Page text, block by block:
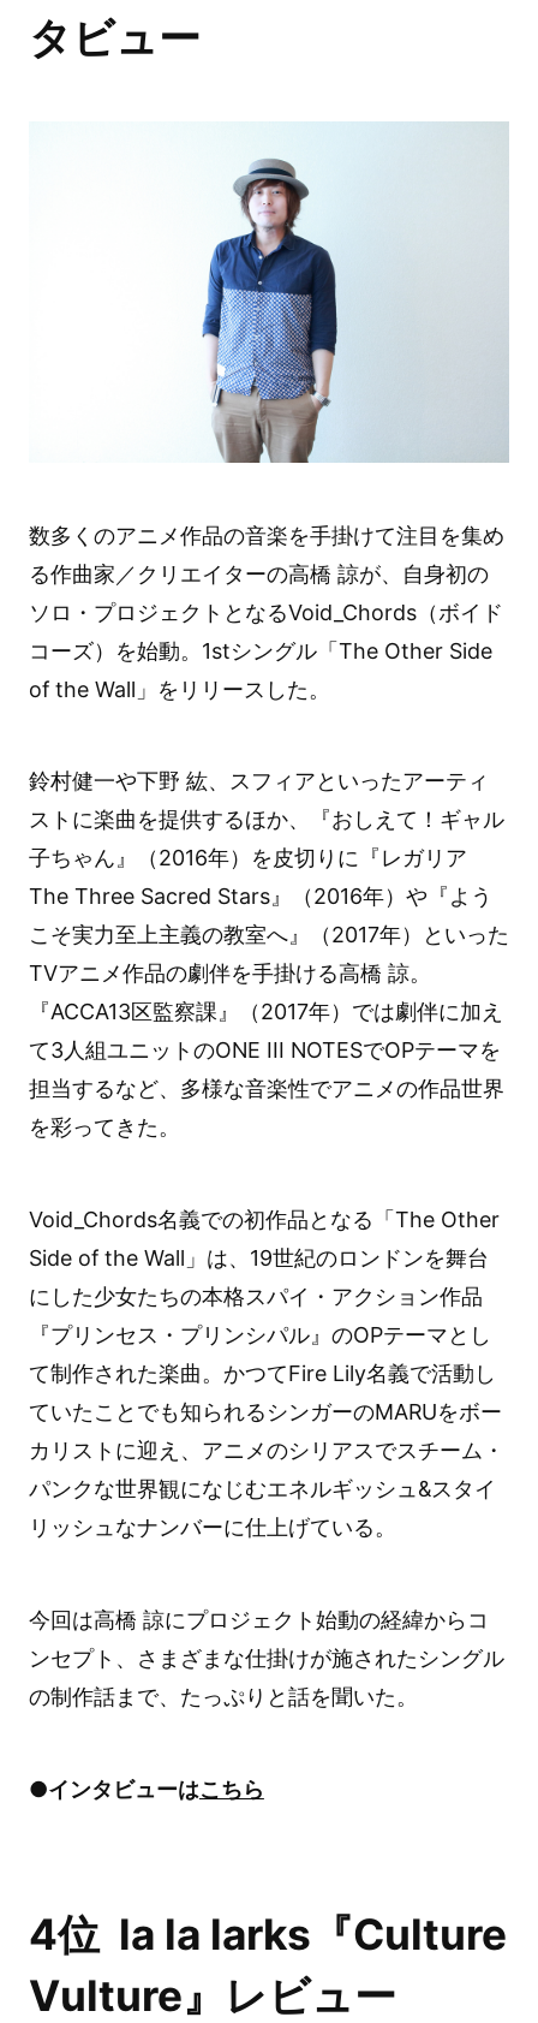
タビュー
数多くのアニメ作品の音楽を手掛けて注目を集め
る作曲家／クリエイターの高橋 諒が、自身初の
ソロ・プロジェクトとなるVoid_Chords（ボイド
コーズ）を始動。1stシングル「The Other Side
of the Wall」をリリースした。
鈴村健一や下野 紘、スフィアといったアーティ
ストに楽曲を提供するほか、『おしえて！ギャル
子ちゃん』（2016年）を皮切りに『レガリア
The Three Sacred Stars』（2016年）や『よう
こそ実力至上主義の教室へ』（2017年）といった
TVアニメ作品の劇伴を手掛ける高橋 諒。
『ACCA13区監察課』（2017年）では劇伴に加え
て3人組ユニットのONE III NOTESでOPテーマを
担当するなど、多様な音楽性でアニメの作品世界
を彩ってきた。
Void_Chords名義での初作品となる「The Other
Side of the Wall」は、19世紀のロンドンを舞台
にした少女たちの本格スパイ・アクション作品
『プリンセス・プリンシパル』のOPテーマとし
て制作された楽曲。かつてFire Lily名義で活動し
ていたことでも知られるシンガーのMARUをボー
カリストに迎え、アニメのシリアスでスチーム・
パンクな世界観になじむエネルギッシュ&スタイ
リッシュなナンバーに仕上げている。
今回は高橋 諒にプロジェクト始動の経緯からコ
ンセプト、さまざまな仕掛けが施されたシングル
の制作話まで、たっぷりと話を聞いた。
●インタビューはこちら
4位 la la larks『Culture
Vulture』レビュー